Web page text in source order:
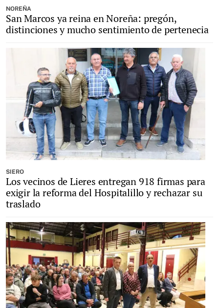
NOREÑA
San Marcos ya reina en Noreña: pregón,
distinciones y mucho sentimiento de pertenecia
SIERO
Los vecinos de Lieres entregan 918 firmas para
exigir la reforma del Hospitalillo y rechazar su
traslado